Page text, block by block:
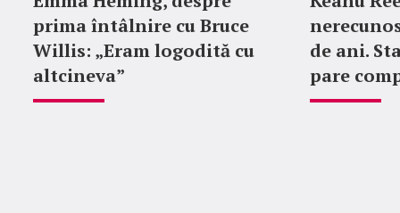
prima întâlnire cu Bruce
Willis: „Eram logodită cu
altcineva”
de ani.
pare